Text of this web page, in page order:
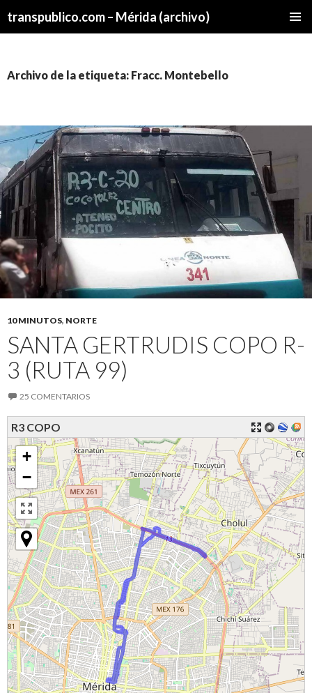
transpublico.com – Mérida (archivo)
Archivo de la etiqueta: Fracc. Montebello
10 MINUTOS, NORTE
SANTA GERTRUDIS COPO R-
3 (RUTA 99)
25 COMENTARIOS
R3 COPO
+
−